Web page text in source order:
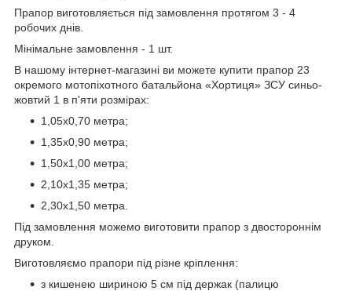
Прапор виготовляється під замовлення протягом 3 - 4
робочих днів.
Мінімальне замовлення - 1 шт.
В нашому інтернет-магазині ви можете купити прапор 23
окремого мотопіхотного батальйона «Хортиця» ЗСУ синьо-
жовтий 1 в п'яти розмірах:
1,05х0,70 метра;
1,35х0,90 метра;
1,50х1,00 метра;
2,10х1,35 метра;
2,30х1,50 метра.
Під замовлення можемо виготовити прапор з двостороннім
друком.
Виготовляємо прапори під різне кріплення:
з кишенею шириною 5 см під держак (палицю